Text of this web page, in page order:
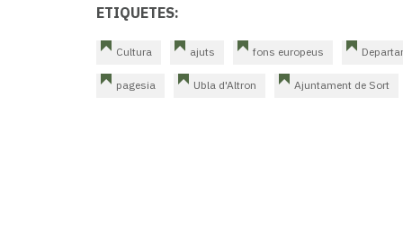
ETIQUETES:
Cultura ajuts fons europeus
pagesia Ubla d'Altron Ajuntament de Sort